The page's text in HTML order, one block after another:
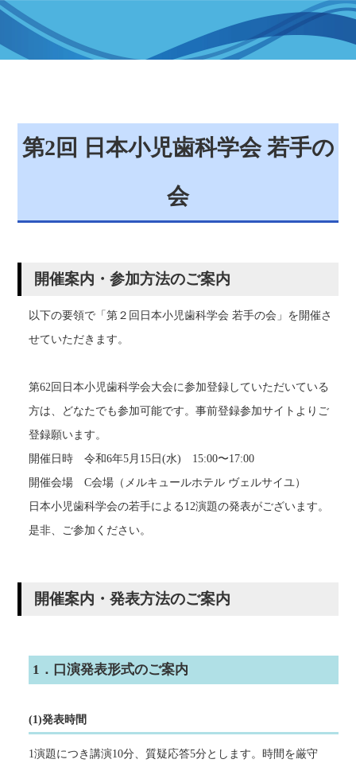
第2回 日本小児歯科学会 若手の
会
開催案内・参加方法のご案内
以下の要領で「第２回日本小児歯科学会 若手の会」を開催さ
せていただきます。
第62回日本小児歯科学会大会に参加登録していただいている
方は、どなたでも参加可能です。事前登録参加サイトよりご
登録願います。
開催日時 令和6年5月15日(水) 15:00〜17:00
開催会場 C会場（メルキュールホテル ヴェルサイユ）
日本小児歯科学会の若手による12演題の発表がございます。
是非、ご参加ください。
開催案内・発表方法のご案内
1．口演発表形式のご案内
(1)発表時間
1演題につき講演10分、質疑応答5分とします。時間を厳守